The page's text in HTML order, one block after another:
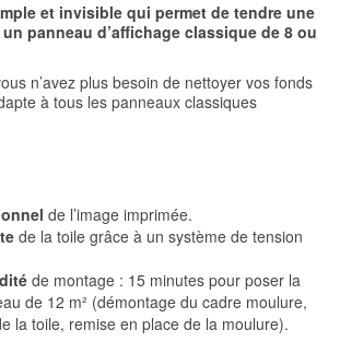
et invisible qui permet de tendre une
panneau d’affichage classique de 8 ou
n’avez plus besoin de nettoyer vos fonds
à tous les panneaux classiques
de l’image imprimée.
de la toile grâce à un système de tension
de montage : 15 minutes pour poser la
de 12 m² (démontage du cadre moulure,
la toile, remise en place de la moulure).